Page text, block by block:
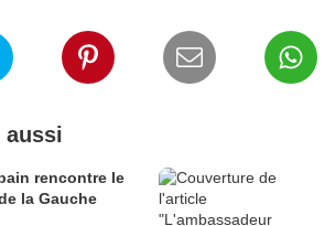
aussi
rencontre le
la Gauche